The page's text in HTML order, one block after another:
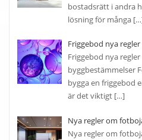
bostadsrätt i andra
lösning för många
Friggebod nya
Friggebod nya
byggbestämmelser
bygga en friggebod
är det viktigt […]
Nya regler om
Nya regler om